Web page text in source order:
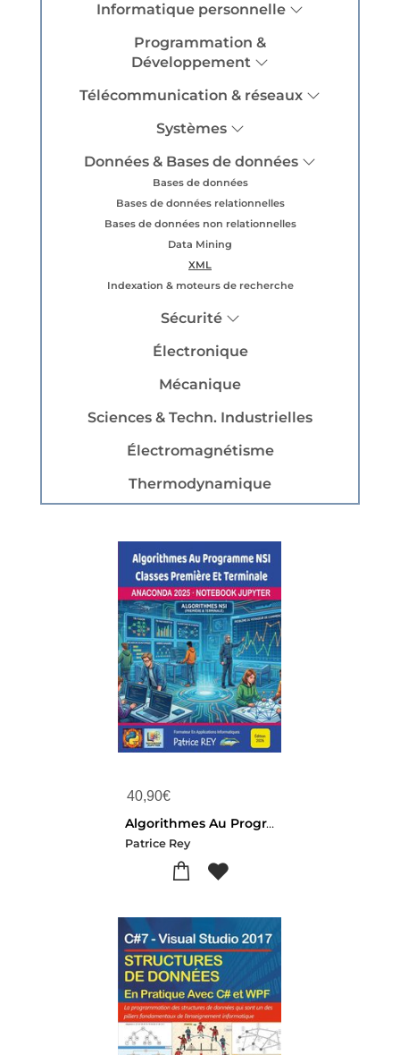
Informatique personnelle
Programmation &
Développement
Télécommunication & réseaux
Systèmes
Données & Bases de données
Bases de données
Bases de données relationnelles
Bases de données non relationnelles
Data Mining
XML
Indexation & moteurs de recherche
Sécurité
Électronique
Mécanique
Sciences & Techn. Industrielles
Électromagnétisme
Thermodynamique
40,90€
Algorithmes Au Programme Nsi Classes Premiere Et Terminale : Python Et Notebook Jupyter
Patrice Rey